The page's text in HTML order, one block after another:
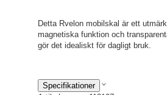
Detta Rvelon mobilskal är ett
magnetiska funktion och
gör det idealiskt för dagligt bruk.
Specifikationer